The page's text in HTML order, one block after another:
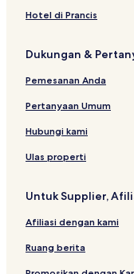
Hotel Mewah dekat
Hotel dekat Salone
Hotel Murah dekat
Hotel di Prancis
Dukungan &
Pemesanan Anda
Pertanyaan Umum
Hubungi kami
Ulas properti
Untuk Supplier,
Afiliasi dengan kami
Ruang berita